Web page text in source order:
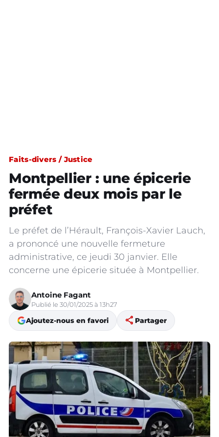
Faits-divers / Justice
Montpellier : une épicerie
fermée deux mois par le
préfet
Le préfet de l’Hérault, François-Xavier Lauch,
a prononcé une nouvelle fermeture
administrative, ce jeudi 30 janvier. Elle
concerne une épicerie située à Montpellier.
Antoine Fagant
Publié le 30/01/2025 à 13h27
Ajoutez-nous en favori share Partager